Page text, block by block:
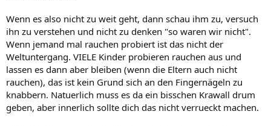
Wenn es also nicht zu weit geht, dann schau ihm zu, versuch
ihn zu verstehen und nicht zu denken "so waren wir nicht".
Wenn jemand mal rauchen probiert ist das nicht der
Weltuntergang. VIELE Kinder probieren rauchen aus und
lassen es dann aber bleiben (wenn die Eltern auch nicht
rauchen), das ist kein Grund sich an den Fingernägeln zu
knabbern. Natuerlich muss es da ein bisschen Krawall drum
geben, aber innerlich sollte dich das nicht verrueckt machen.